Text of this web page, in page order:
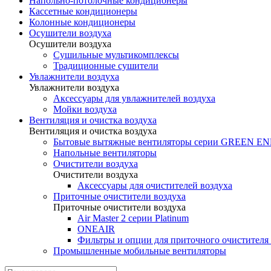
Кассетные кондиционеры
Колонные кондиционеры
Осушители воздуха
Осушители воздуха
Сушильные мультикомплексы
Традиционные сушители
Увлажнители воздуха
Увлажнители воздуха
Аксессуары для увлажнителей воздуха
Мойки воздуха
Вентиляция и очистка воздуха
Вентиляция и очистка воздуха
Бытовые вытяжные вентиляторы серии GREEN
Напольные вентиляторы
Очистители воздуха
Очистители воздуха
Аксессуары для очистителей воздуха
Приточные очистители воздуха
Приточные очистители воздуха
Air Master 2 серии Platinum
ONEAIR
Фильтры и опции для приточного очистителя
Промышленные мобильные вентиляторы